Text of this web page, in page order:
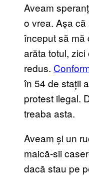
Aveam
o vrea. Așa
început să mă
arăta totul,
redus.
în 54 de stații
protest ilegal.
treaba asta.
Aveam și un
maică-sii
dacă stau pe